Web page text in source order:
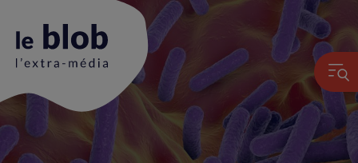
Animation